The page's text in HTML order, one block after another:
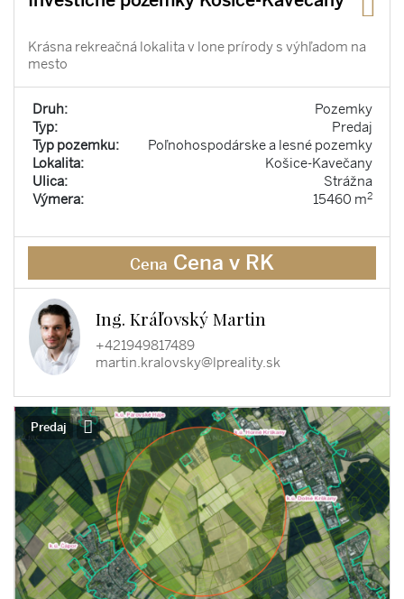
Krásna rekreačná lokalita v lone prírody s výhľadom na
mesto
Druh:
Pozemky
Typ:
Predaj
Typ pozemku:
Poľnohospodárske a lesné pozemky
Lokalita:
Košice-Kavečany
Ulica:
Strážna
Výmera:
15460 m2
Cena Cena v RK
Ing. Kráľovský Martin
+421949817489
martin.kralovsky@lpreality.sk
Predaj